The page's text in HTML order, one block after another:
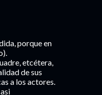
porque en
etcétera,
de sus
a los actores.